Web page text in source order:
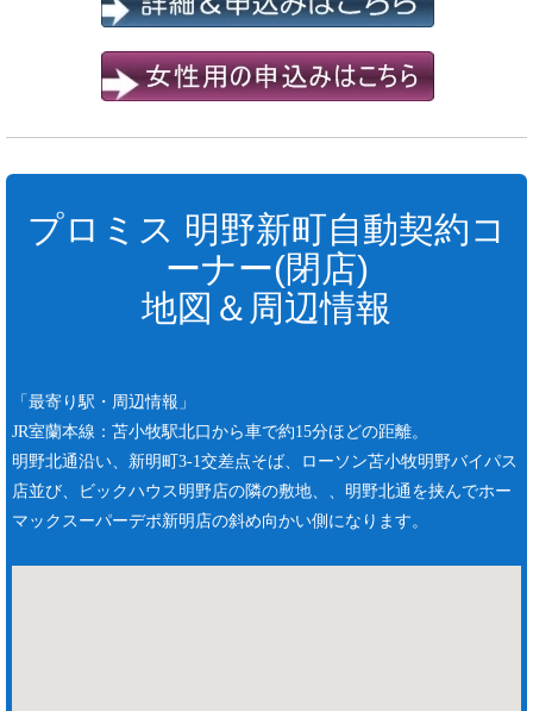
プロミス 明野新町自動契約コ
ーナー(閉店)
地図＆周辺情報
「最寄り駅・周辺情報」
JR室蘭本線：苫小牧駅北口から車で約15分ほどの距離。
明野北通沿い、新明町3-1交差点そば、ローソン苫小牧明野バイパス
店並び、ビックハウス明野店の隣の敷地、、明野北通を挟んでホー
マックスーパーデポ新明店の斜め向かい側になります。